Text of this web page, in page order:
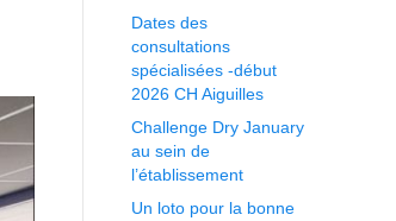
Dates des
consultations
spécialisées -début
2026 CH Aiguilles
Challenge Dry January
au sein de
l’établissement
Un loto pour la bonne